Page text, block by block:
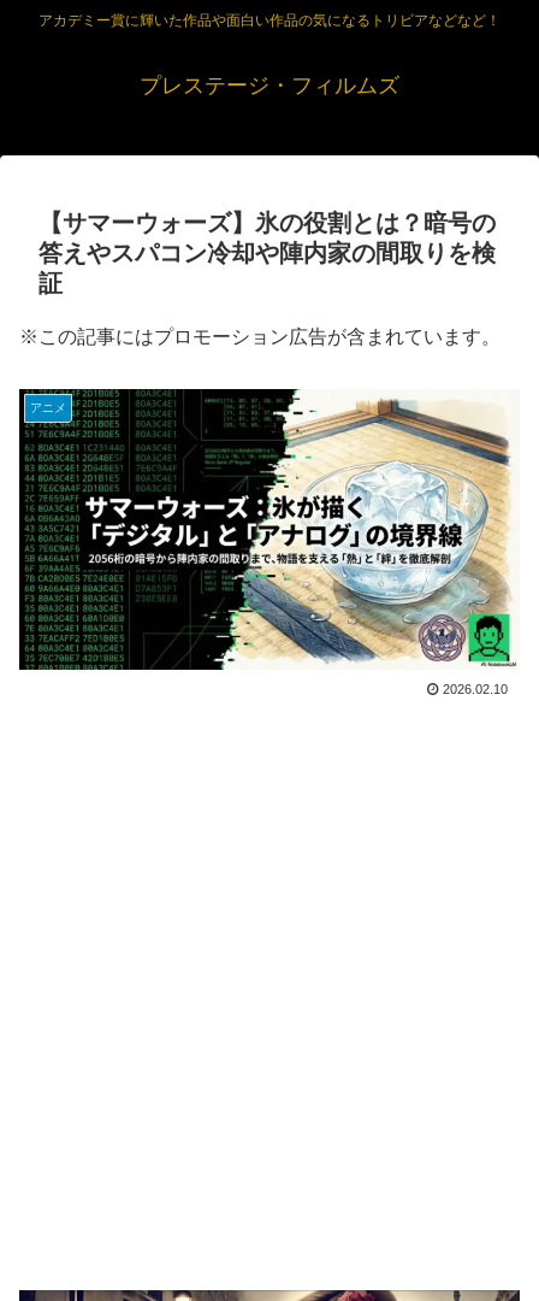
アカデミー賞に輝いた作品や面白い作品の気になるトリビアなどなど！
プレステージ・フィルムズ
【サマーウォーズ】氷の役割とは？暗号の
答えやスパコン冷却や陣内家の間取りを検
証
※この記事にはプロモーション広告が含まれています。
アニメ
2026.02.10